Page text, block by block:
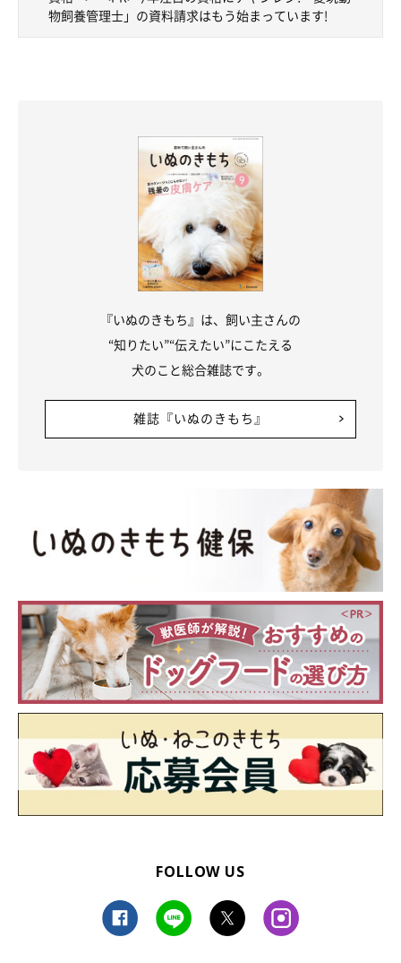
物飼養管理士」の資料請求はもう始まっています!
『いぬのきもち』は、飼い主さんの
“知りたい”“伝えたい”にこたえる
犬のこと総合雑誌です。
雑誌『いぬのきもち』
FOLLOW US